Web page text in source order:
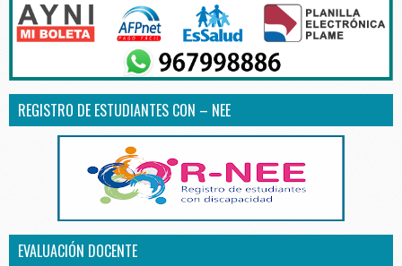
REGISTRO DE ESTUDIANTES CON – NEE
EVALUACIÓN DOCENTE